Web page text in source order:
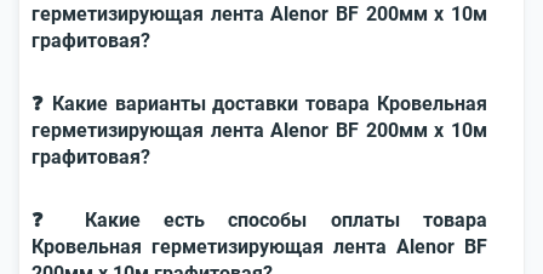
герметизирующая лента Alenor BF 200мм x 10м
графитовая?
❓ Какие варианты доставки товара Кровельная
герметизирующая лента Alenor BF 200мм x 10м
графитовая?
❓ Какие есть способы оплаты товара
Кровельная герметизирующая лента Alenor BF